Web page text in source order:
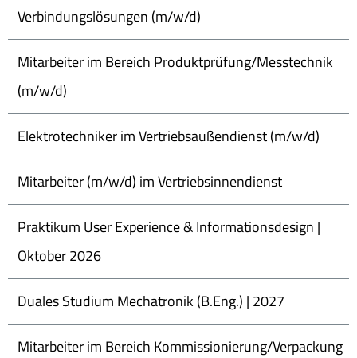
Verbindungslösungen (m/w/d)
Mitarbeiter im Bereich Produktprüfung/Messtechnik
(m/w/d)
Elektrotechniker im Vertriebsaußendienst (m/w/d)
Mitarbeiter (m/w/d) im Vertriebsinnendienst
Praktikum User Experience & Informationsdesign |
Oktober 2026
Duales Studium Mechatronik (B.Eng.) | 2027
Mitarbeiter im Bereich Kommissionierung/Verpackung